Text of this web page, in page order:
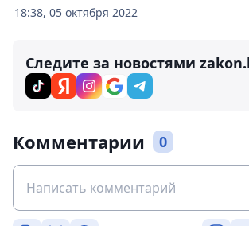
18:38, 05 октября 2022
Следите за новостями
Комментарии 0